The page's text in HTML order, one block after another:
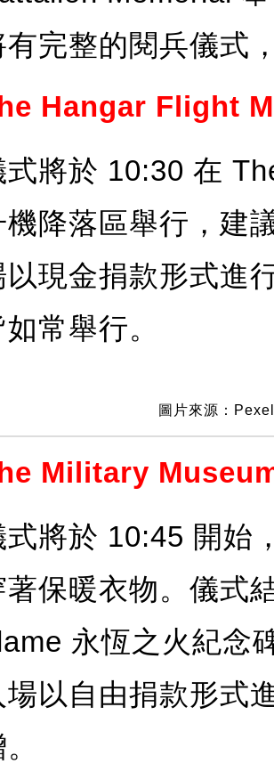
有完整的閱兵儀式
Hangar Flight
式將於 10:30 在
機降落區舉行，建
以現金捐款形式進
如常舉行。
圖片來源：
Military
式將於 10:45 開始
著保暖衣物。儀式
永恆之火紀念
場以自由捐款形式